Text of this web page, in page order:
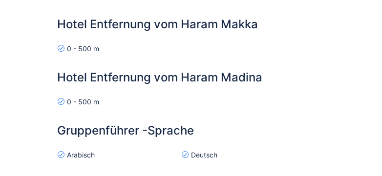
Hotel Entfernung vom Haram Makka
0 - 500 m
Hotel Entfernung vom Haram Madina
0 - 500 m
Gruppenführer -Sprache
Arabisch Deutsch